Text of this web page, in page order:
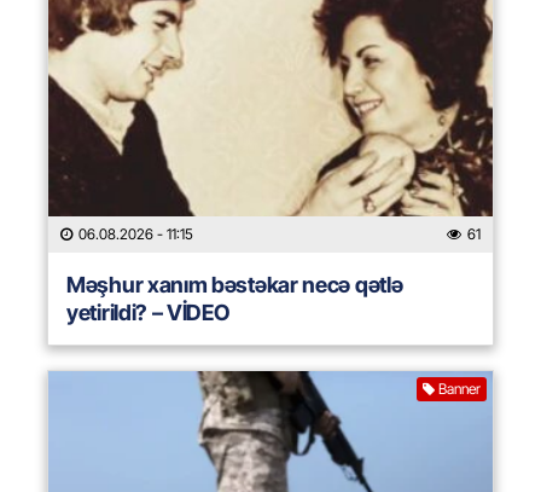
06.08.2026 - 11:15 61
Məşhur xanım bəstəkar necə qətlə
yetirildi? – VİDEO
Banner